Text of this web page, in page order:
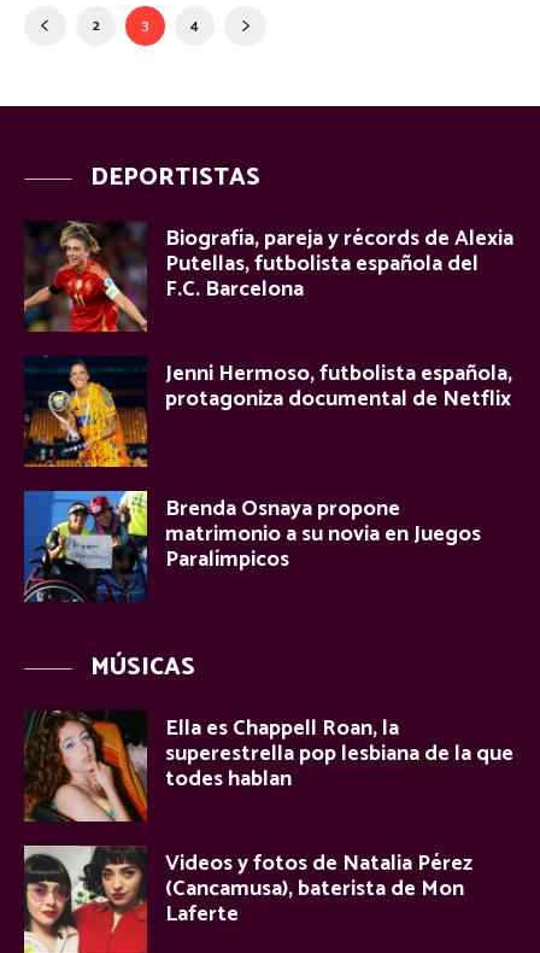
2 3 4
DEPORTISTAS
Biografía, pareja y récords de Alexia
Putellas, futbolista española del
F.C. Barcelona
Jenni Hermoso, futbolista española,
protagoniza documental de Netflix
Brenda Osnaya propone
matrimonio a su novia en Juegos
Paralímpicos
MÚSICAS
Ella es Chappell Roan, la
superestrella pop lesbiana de la que
todes hablan
Videos y fotos de Natalia Pérez
(Cancamusa), baterista de Mon
Laferte